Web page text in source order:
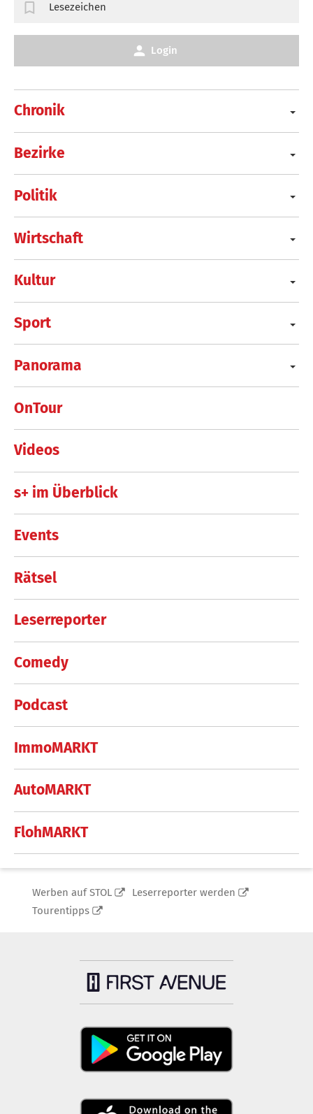
Chronik
Bezirke
Politik
Wirtschaft
Kultur
Sport
Panorama
OnTour
Videos
s+ im Überblick
Events
Rätsel
Leserreporter
Comedy
Podcast
ImmoMARKT
AutoMARKT
FlohMARKT
Lesezeichen
Login
Werben auf STOL
Leserreporter werden
Tourentipps